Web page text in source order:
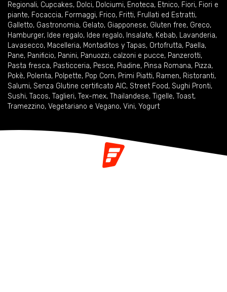
Regionali, Cupcakes, Dolci, Dolciumi, Enoteca, Etnico, Fiori, Fiori e
piante, Focaccia, Formaggi, Frico, Fritti, Frullati ed Estratti,
Galletto, Gastronomia, Gelato, Giapponese, Gluten free, Greco,
Hamburger, Idee regalo, Idee regalo, Insalate, Kebab, Lavanderia,
Lavasecco, Macelleria, Montaditos y Tapas, Ortofrutta, Paella,
Pane, Panificio, Panini, Panuozzi, calzoni e pucce, Panzerotti,
Pasta fresca, Pasticceria, Pesce, Piadine, Pinsa Romana, Pizza,
Pokè, Polenta, Polpette, Pop Corn, Primi Piatti, Ramen, Ristoranti,
Salumi, Senza Glutine certificato AIC, Street Food, Sughi Pronti,
Sushi, Tacos, Taglieri, Tex-mex, Thailandese, Tigelle, Toast,
Tramezzino, Vegetariano e Vegano, Vini, Yogurt